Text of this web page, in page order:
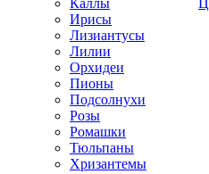
Каллы
Ирисы
Лизиантусы
Лилии
Орхидеи
Пионы
Подсолнухи
Розы
Ромашки
Тюльпаны
Хризантемы